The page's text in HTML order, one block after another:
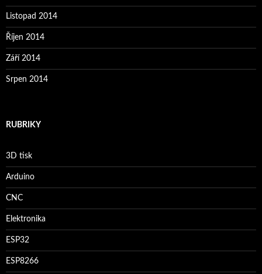
Listopad 2014
Říjen 2014
Září 2014
Srpen 2014
RUBRIKY
3D tisk
Arduino
CNC
Elektronika
ESP32
ESP8266